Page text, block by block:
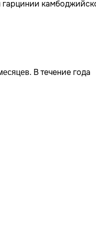
гарцинии
. В течение года